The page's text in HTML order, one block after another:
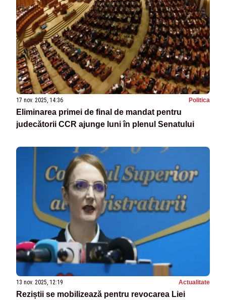
17 nov. 2025, 14:36 Politica
Eliminarea primei de final de mandat pentru
judecătorii CCR ajunge luni în plenul Senatului
13 nov. 2025, 12:19 Actualitate
Reziștii se mobilizează pentru revocarea Liei